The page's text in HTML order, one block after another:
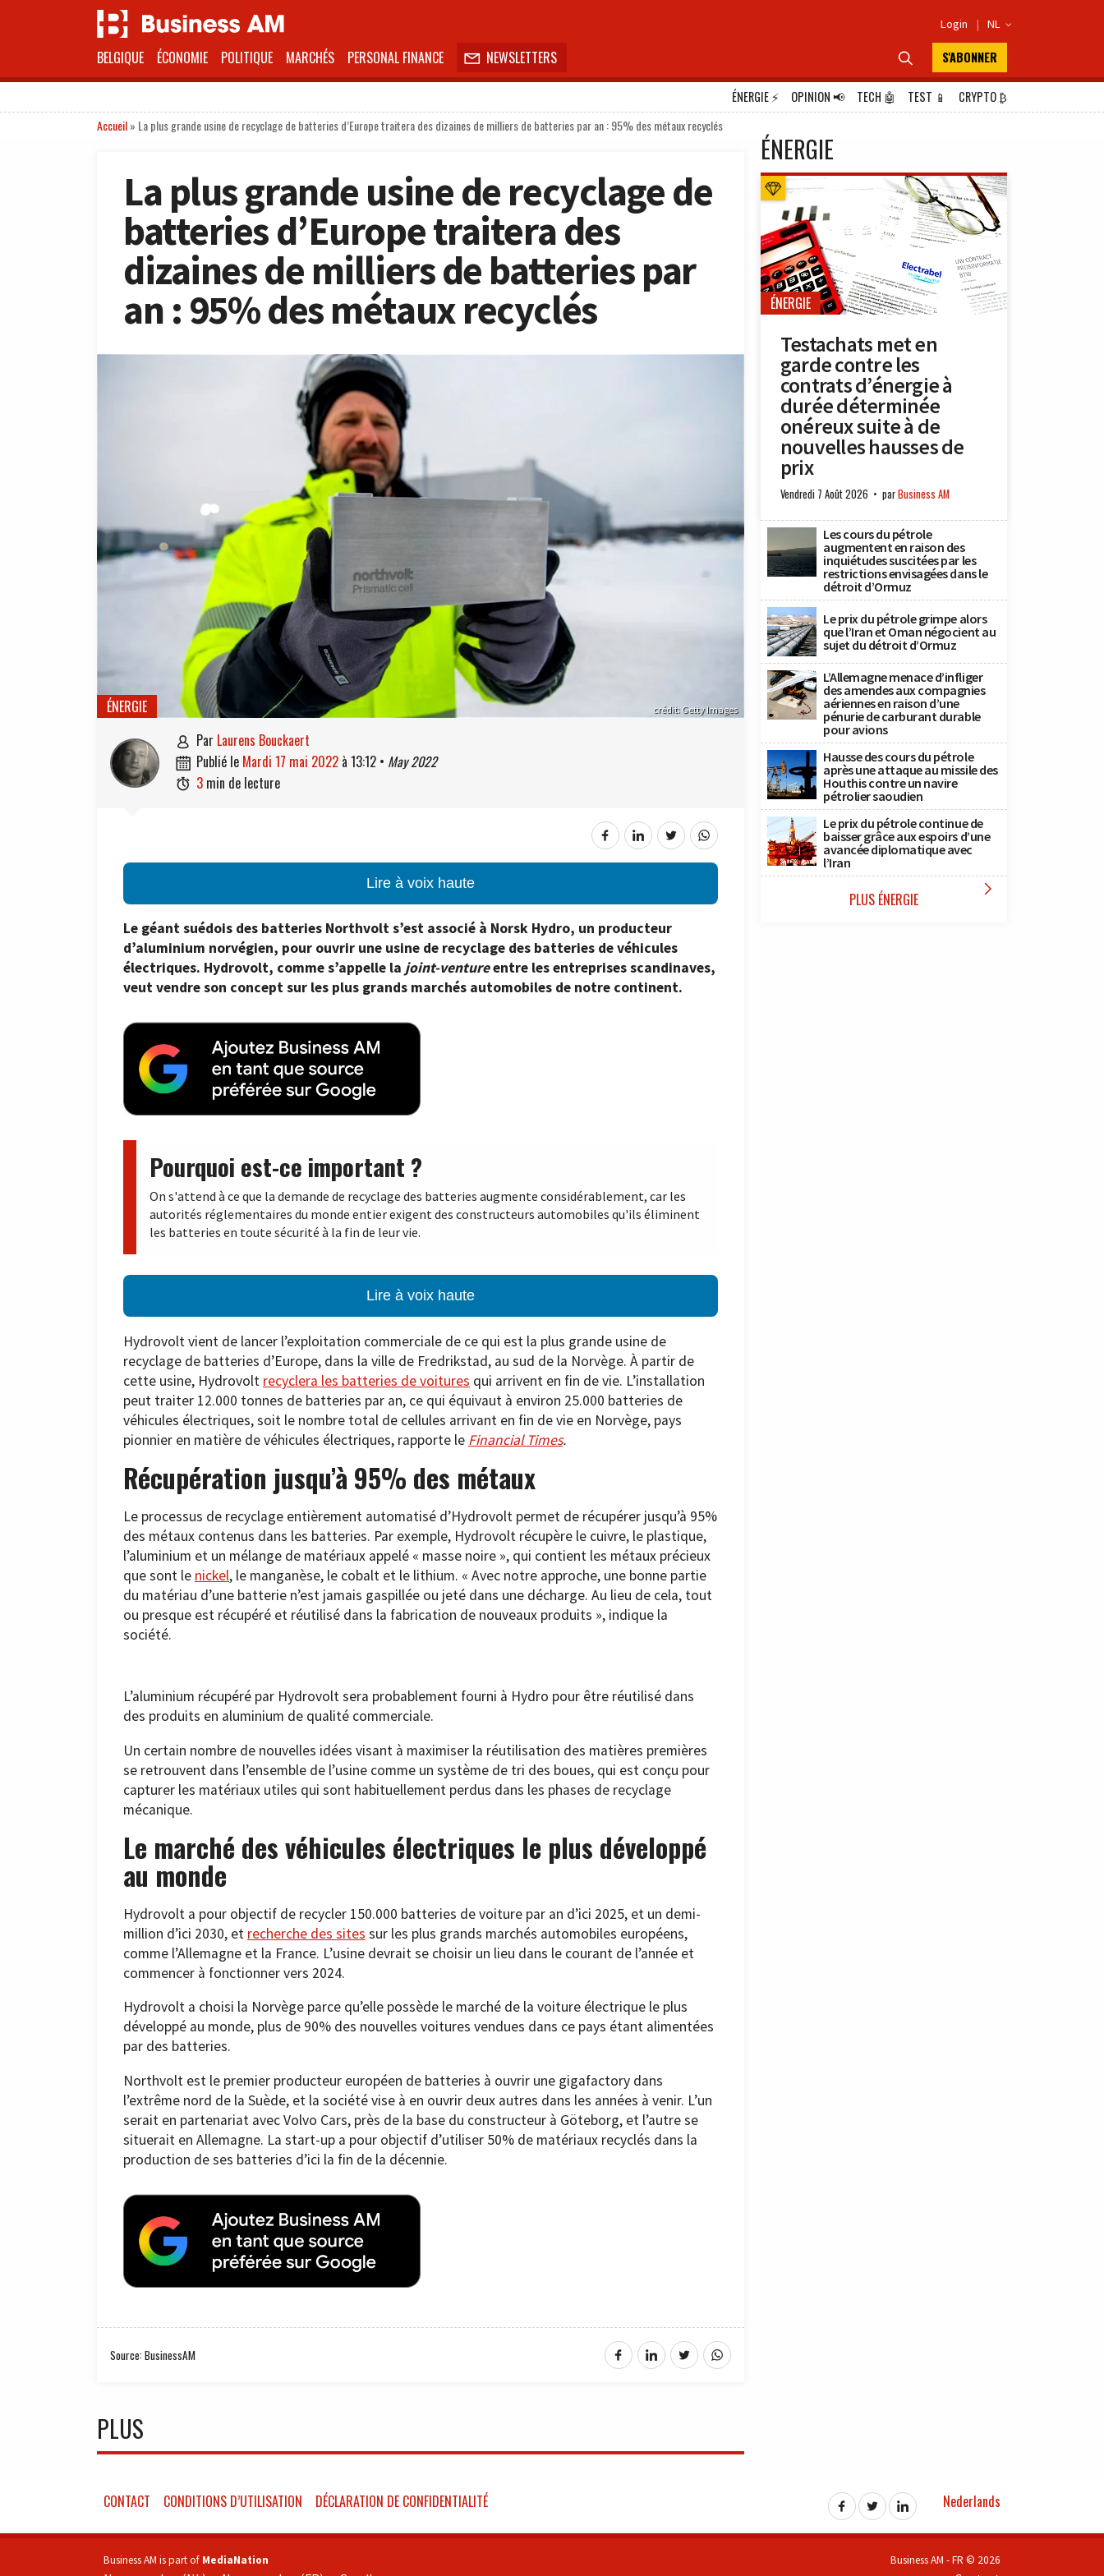
Login | NL 
BELGIQUE ÉCONOMIE POLITIQUE MARCHÉS PERSONAL FINANCE  NEWSLETTERS  S'ABONNER
ÉNERGIE⚡ OPINION📢 TECH 🤖 TEST 📱 CRYPTO₿
Accueil» La plus grande usine de recyclage de batteries d’Europe traitera des dizaines de milliers de batteries par an : 95% des métaux recyclés
La plus grande usine de recyclage de
batteries d’Europe traitera des
dizaines de milliers de batteries par
an : 95% des métaux recyclés
crédit: Getty Images
ÉNERGIE
 par Laurens Bouckaert
 publié le mardi 17 mai 2022 à 13:12 • May 2022
 3 min de lecture
Lire à voix haute
Le géant suédois des batteries Northvolt s’est associé à Norsk Hydro, un producteur
d’aluminium norvégien, pour ouvrir une usine de recyclage des batteries de véhicules
électriques. Hydrovolt, comme s’appelle la joint-ventureentre les entreprises scandinaves,
veut vendre son concept sur les plus grands marchés automobiles de notre continent.
Pourquoi est-ce important ?
On s'attend à ce que la demande de recyclage des batteries augmente considérablement, car les
autorités réglementaires du monde entier exigent des constructeurs automobiles qu'ils éliminent
les batteries en toute sécurité à la fin de leur vie.
Lire à voix haute
Hydrovolt vient de lancer l’exploitation commerciale de ce qui est la plus grande usine de
recyclage de batteries d’Europe, dans la ville de Fredrikstad, au sud de la Norvège. À partir de
cette usine, Hydrovolt recyclera les batteries de voitures qui arrivent en fin de vie. L’installation
peut traiter 12.000 tonnes de batteries par an, ce qui équivaut à environ 25.000 batteries de
véhicules électriques, soit le nombre total de cellules arrivant en fin de vie en Norvège, pays
pionnier en matière de véhicules électriques, rapporte le Financial Times.
Récupération jusqu’à 95% des métaux
Le processus de recyclage entièrement automatisé d’Hydrovolt permet de récupérer jusqu’à 95%
des métaux contenus dans les batteries. Par exemple, Hydrovolt récupère le cuivre, le plastique,
l’aluminium et un mélange de matériaux appelé « masse noire », qui contient les métaux précieux
que sont le nickel, le manganèse, le cobalt et le lithium. « Avec notre approche, une bonne partie
du matériau d’une batterie n’est jamais gaspillée ou jeté dans une décharge. Au lieu de cela, tout
ou presque est récupéré et réutilisé dans la fabrication de nouveaux produits », indique la
société.
L’aluminium récupéré par Hydrovolt sera probablement fourni à Hydro pour être réutilisé dans
des produits en aluminium de qualité commerciale.
Un certain nombre de nouvelles idées visant à maximiser la réutilisation des matières premières
se retrouvent dans l’ensemble de l’usine comme un système de tri des boues, qui est conçu pour
capturer les matériaux utiles qui sont habituellement perdus dans les phases de recyclage
mécanique.
Le marché des véhicules électriques le plus développé
au monde
Hydrovolt a pour objectif de recycler 150.000 batteries de voiture par an d’ici 2025, et un demi-
million d’ici 2030, et recherche des sites sur les plus grands marchés automobiles européens,
comme l’Allemagne et la France. L’usine devrait se choisir un lieu dans le courant de l’année et
commencer à fonctionner vers 2024.
Hydrovolt a choisi la Norvège parce qu’elle possède le marché de la voiture électrique le plus
développé au monde, plus de 90% des nouvelles voitures vendues dans ce pays étant alimentées
par des batteries.
Northvolt est le premier producteur européen de batteries à ouvrir une gigafactory dans
l’extrême nord de la Suède, et la société vise à en ouvrir deux autres dans les années à venir. L’un
serait en partenariat avec Volvo Cars, près de la base du constructeur à Göteborg, et l’autre se
situerait en Allemagne. La start-up a pour objectif d’utiliser 50% de matériaux recyclés dans la
production de ses batteries d’ici la fin de la décennie.
Source: BusinessAM
PLUS
ÉNERGIE
ÉNERGIE
Testachats met en
garde contre les
contrats d’énergie à
durée déterminée
onéreux suite à de
nouvelles hausses de
prix
Vendredi 7 Août 2026 parBusiness AM
Les cours du pétrole
augmentent en raison des
inquiétudes suscitées par les
restrictions envisagées dans le
détroit d’Ormuz
Le prix du pétrole grimpe alors
que l’Iran et Oman négocient au
sujet du détroit d’Ormuz
L’Allemagne menace d’infliger
des amendes aux compagnies
aériennes en raison d’une
pénurie de carburant durable
pour avions
Hausse des cours du pétrole
après une attaque au missile des
Houthis contre un navire
pétrolier saoudien
Le prix du pétrole continue de
baisser grâce aux espoirs d’une
avancée diplomatique avec
l’Iran
PLUS ÉNERGIE 
CONTACT CONDITIONS D’UTILISATION DÉCLARATION DE CONFIDENTIALITÉ Nederlands
Business AM is part of MediaNation Business AM - FR © 2026